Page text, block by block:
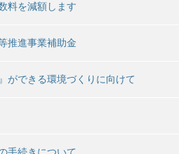
料を減額します
推進事業補助金
ができる環境づくりに向けて